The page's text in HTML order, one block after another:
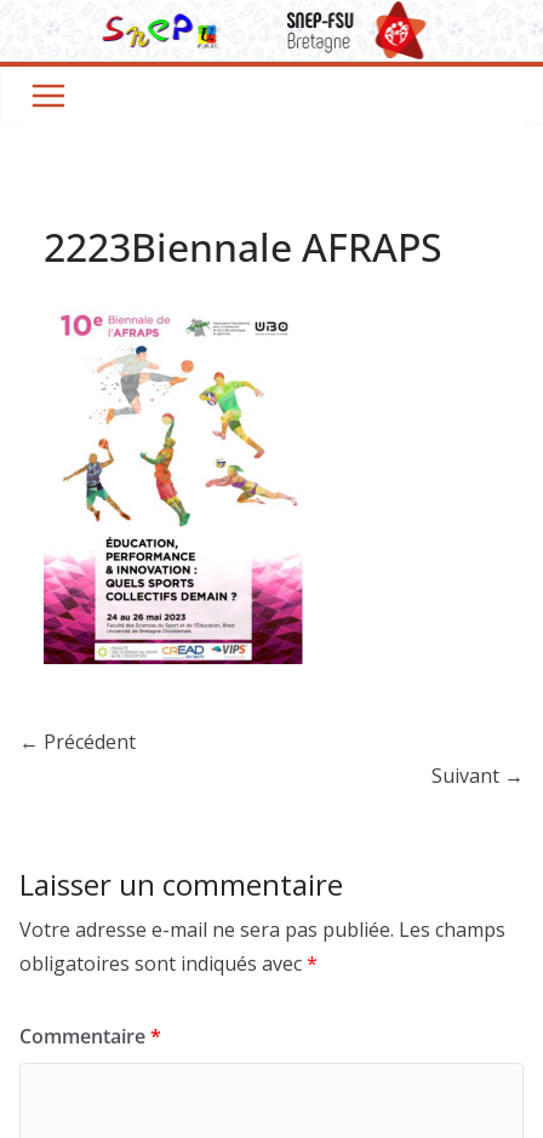
contenu
2223Biennale AFRAPS
← Précédent
Suivant →
Laisser un commentaire
Votre adresse e-mail ne sera pas publiée. Les champs
obligatoires sont indiqués avec*
Commentaire*